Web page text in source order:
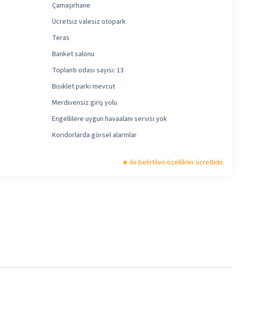
Çamaşırhane
Ücretsiz valesiz otopark
Teras
Banket salonu
Toplantı odası sayısı: 13
Bisiklet parkı mevcut
Merdivensiz giriş yolu
Engellilere uygun havaalanı servisi yok
Koridorlarda görsel alarmlar
ile belirtilen özellikler ücretlidir.